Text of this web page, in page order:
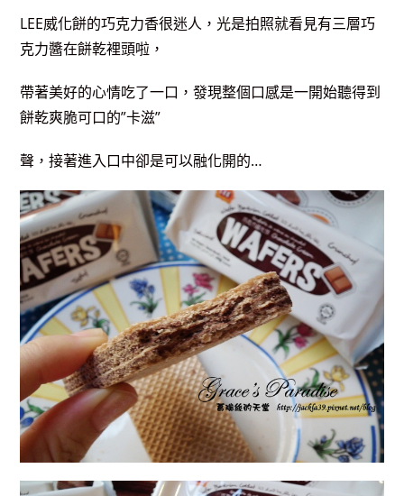
LEE威化餅的巧克力香很迷人，光是拍照就看見有三層巧
克力醬在餅乾裡頭啦，
帶著美好的心情吃了一口，發現整個口感是一開始聽得到
餅乾爽脆可口的”卡滋”
聲，接著進入口中卻是可以融化開的…